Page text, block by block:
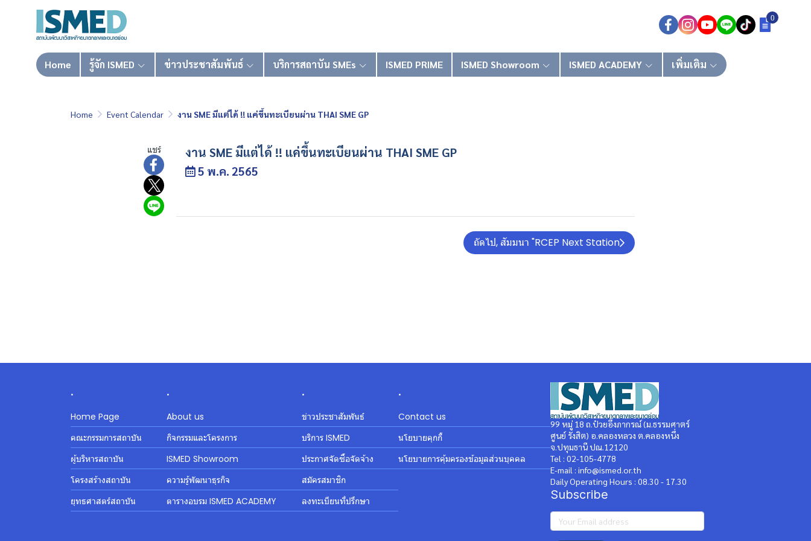
0
Home รู้จัก ISMED ข่าวประชาสัมพันธ์ บริการสถาบัน SMEs ISMED PRIME ISMED Showroom ISMED ACADEMY เพิ่มเติม
Home Event Calendar งาน SME มีแต่ได้ !! แค่ขึ้นทะเบียนผ่าน THAI SME GP
แชร์ งาน SME มีแต่ได้ !! แค่ขึ้นทะเบียนผ่าน THAI SME GP
5 พ.ค. 2565
ถัดไป, สัมมนา "RCEP Next Station
.
Home Page
คณะกรรมการสถาบัน
ผู้บริหารสถาบัน
โครงสร้างสถาบัน
ยุทธศาสตร์สถาบัน
.
About us
กิจกรรมและโครงการ
ISMED Showroom
ความรู้พัฒนาธุรกิจ
ตารางอบรม ISMED ACADEMY
.
ข่าวประชาสัมพันธ์
บริการ ISMED
ประกาศจัดซื้อจัดจ้าง
สมัครสมาชิก
ลงทะเบียนที่ปรึกษา
.
Contact us
นโยบายคุกกี้
นโยบายการคุ้มครองข้อมูลส่วนบุคคล
99 หมู่ 18 ถ.ป๋วยอึ๊งภากรณ์ (ม.ธรรมศาตร์
ศูนย์ รังสิต) อ.คลองหลวง ต.คลองหนึ่ง
จ.ปทุมธานี ปณ.12120
Tel : 02-105-4778
E-mail : info@ismed.or.th
Daily Operating Hours : 08.30 - 17.30
Subscribe